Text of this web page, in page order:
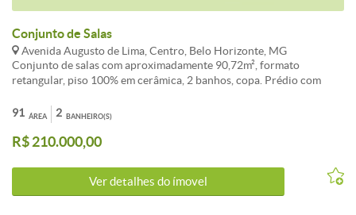
Conjunto de Salas
Avenida Augusto de Lima, Centro, Belo Horizonte, MG
Conjunto de salas com aproximadamente 90,72m², formato
retangular, piso 100% em cerâmica, 2 banhos, copa. Prédio com
sujeito a alterações sem aviso prévio.
ÁREA
91 BANHEIRO(S)
2
R$ 210.000,00
Ver detalhes do ímovel